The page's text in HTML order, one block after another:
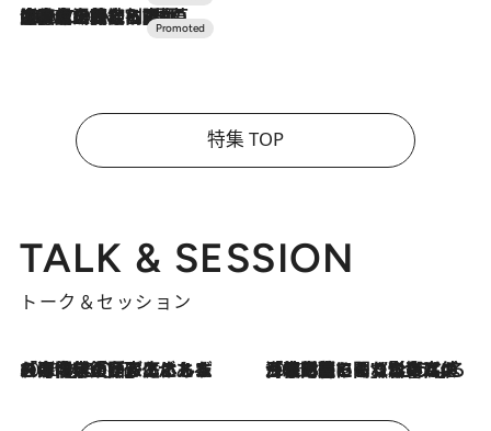
2026.7.10
NEW OPEN！【界 草津】名湯の地に誕生。趣の異なる2種の温泉と上州ならではの会席・蕎麦割烹など美食を味わう究極の癒やし旅
特集 TOP
TALK & SESSION
トーク＆セッション
2026.8.3
「今後値上げがあるとすれば…」「リスクがあるのは今年の冬」エネルギー専門家が語る、ホルムズ海峡封鎖が家庭にもたらす“ある心配” 2026.8.3
「住宅建てられない…」「サーチャージ料の高値が続いている」ホルムズ海峡封鎖による影響はいつまで続く？《エネルギー専門家に聞く“どうなる日本の暮らし”》